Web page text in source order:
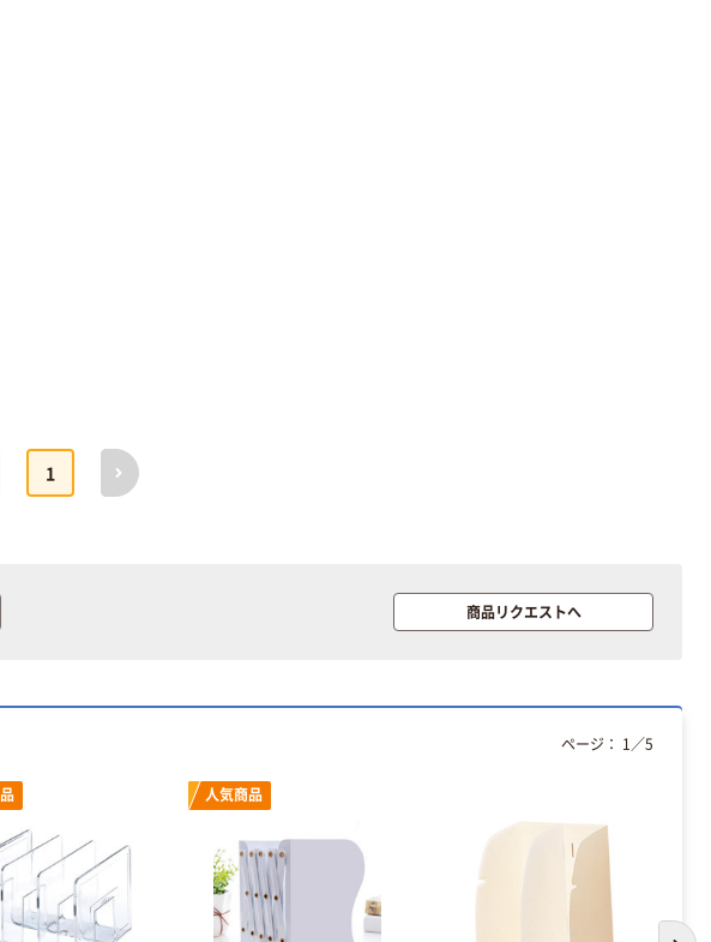
1
次へ
商品リクエストへ
人気商品
ページ： 1 ／5